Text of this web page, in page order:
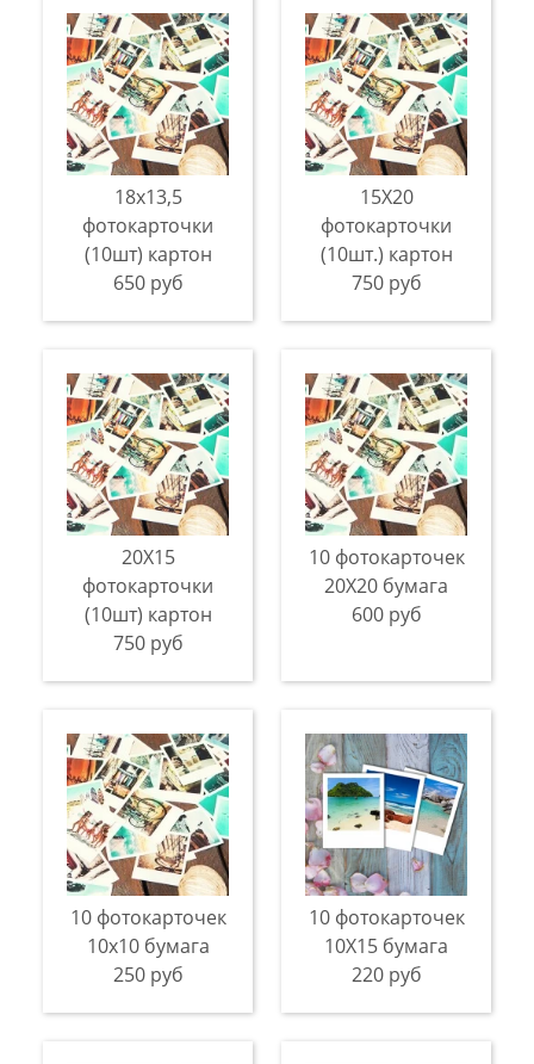
18х13,5
фотокарточки
(10шт) картон
650 руб
15Х20
фотокарточки
(10шт.) картон
750 руб
20Х15
фотокарточки
(10шт) картон
750 руб
10 фотокарточек
20Х20 бумага
600 руб
10 фотокарточек
10х10 бумага
250 руб
10 фотокарточек
10X15 бумага
220 руб